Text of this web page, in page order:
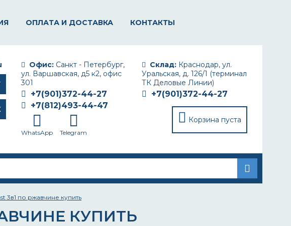
ОПЛАТА И ДОСТАВКА КОНТАКТЫ
Склад: Краснодар, ул.
Уральская, д. 126/1 (терминал
ТК Деловые Линии)
+7(901)372-44-27
Корзина пуста
Офис: Санкт - Петербург,
ул. Варшавская, д5 к2, офис
301
+7(901)372-44-27
+7(812)493-44-47
WhatsApp Telegram
3в1 по ржавчине купить
КУПИТЬ